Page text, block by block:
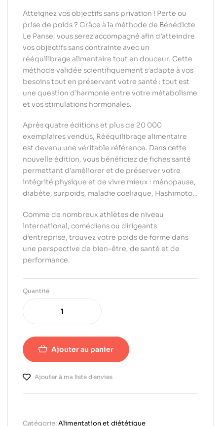
Atteignez vos objectifs sans privation ! Perte ou
prise de poids ? Grâce à la méthode de Bénédicte
Le Panse, vous serez accompagné afin d’atteindre
vos objectifs sans contrainte avec un
rééquilibrage alimentaire tout en douceur. Cette
méthode validée scientifiquement s’adapte à vos
besoins tout en préservant votre santé : tout est
une question d’harmonie entre votre métabolisme
et vos stimulations hormonales.
Après quatre éditions et plus de 20 000
exemplaires vendus, Rééquilibrage alimentaire
est devenu une véritable référence. Dans cette
nouvelle édition, vous bénéficiez de fiches santé
permettant d’améliorer et de préserver votre
intégrité physique et de vivre mieux : ménopause,
diabète, surpoids, maladie coeliaque, Hashimoto…
Comme de nombreux athlètes de niveau
international, comédiens ou dirigeants
d’entreprise, trouvez votre poids de forme dans
une perspective de bien-être, de santé et de
performance.
Quantité
Ajouter au panier
Ajouter à ma liste d'envies
Catégorie:Alimentation et diététique